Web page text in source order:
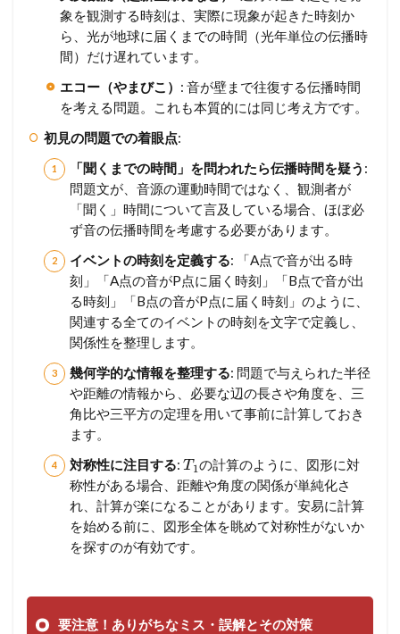
象を観測する時刻は、実際に現象が起きた時刻か
ら、光が地球に届くまでの時間（光年単位の伝播時
間）だけ遅れています。
エコー（やまびこ） : 音が壁まで往復する伝播時間
を考える問題。これも本質的には同じ考え方です。
初見の問題での着眼点:
「聞くまでの時間」を問われたら伝播時間を疑う :
問題文が、音源の運動時間ではなく、観測者が
「聞く」時間について言及している場合、ほぼ必
ず音の伝播時間を考慮する必要があります。
イベントの時刻を定義する: 「A点で音が出る時
刻」「A点の音がP点に届く時刻」「B点で音が出
る時刻」「B点の音がP点に届く時刻」のように、
関連する全てのイベントの時刻を文字で定義し、
関係性を整理します。
幾何学的な情報を整理する: 問題で与えられた半径
や距離の情報から、必要な辺の長さや角度を、三
角比や三平方の定理を用いて事前に計算しておき
ます。
対称性に注目する:T1の計算のように、図形に対
称性がある場合、距離や角度の関係が単純化さ
れ、計算が楽になることがあります。安易に計算
を始める前に、図形全体を眺めて対称性がないか
を探すのが有効です。
要注意！ありがちなミス・誤解とその対策